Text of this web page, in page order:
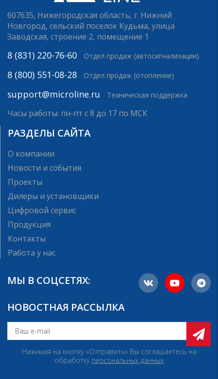
607635, Нижегородская область, г. Нижний
Новгород, сельский поселок Кудьма, улица
Заводская, строение 2, помещение 1
8 (831) 220-76-60 Отдел продаж (автосигнализации)
8 (800) 551-08-28 Отдел продаж (отопление)
support@microline.ru Техническая поддержка
Часы работы: пн-пт с 8 до 17 по МСК
РАЗДЕЛЫ САЙТА
О компании
Новости и события
Проекты
Дилеры и установщики
Цифровой сервис
Продукция
Контакты
Работа у нас
МЫ В СОЦСЕТЯХ:
НОВОСТНАЯ РАССЫЛКА
Нажимая на кнопку «Отправить» Вы соглашаетесь на
обработку персональных данных